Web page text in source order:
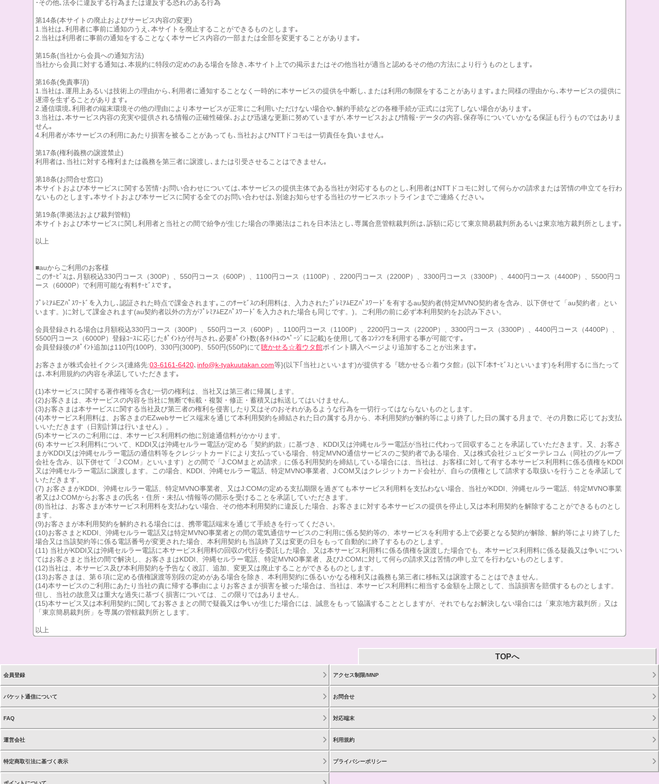
･その他､法令に違反する行為または違反する恐れのある行為
第14条(本サイトの廃止およびサービス内容の変更)
1.当社は､利用者に事前に通知のうえ､本サイトを廃止することができるものとします｡
2.当社は利用者に事前の通知をすることなく本サービス内容の一部または全部を変更することがあります｡
第15条(当社から会員への通知方法)
当社から会員に対する通知は､本規約に特段の定めのある場合を除き､本サイト上での掲示またはその他当社が適当と認めるその他の方法により行うものとします｡
第16条(免責事項)
1.当社は､運用上あるいは技術上の理由から､利用者に通知することなく一時的に本サービスの提供を中断し､または利用の制限をすることがあります｡また同様の理由から､本サービスの提供に
遅滞を生ずることがあります｡
2.通信環境､利用者の端末環境その他の理由により本サービスが正常にご利用いただけない場合や､解約手続などの各種手続が正式には完了しない場合があります｡
3.当社は､本サービス内容の充実や提供される情報の正確性確保､および迅速な更新に努めていますが､本サービスおよび情報･データの内容､保存等についていかなる保証も行うものではありま
せん｡
4.利用者が本サービスの利用にあたり損害を被ることがあっても､当社およびNTTドコモは一切責任を負いません｡
第17条(権利義務の譲渡禁止)
利用者は､当社に対する権利または義務を第三者に譲渡し､または引受させることはできません｡
第18条(お問合せ窓口)
本サイトおよび本サービスに関する苦情･お問い合わせについては､本サービスの提供主体である当社が対応するものとし､利用者はNTTドコモに対して何らかの請求または苦情の申立てを行わ
ないものとします｡本サイトおよび本サービスに関する全てのお問い合わせは､別途お知らせする当社のサービスホットラインまでご連絡ください｡
第19条(準拠法および裁判管轄)
本サイトおよび本サービスに関し利用者と当社との間で紛争が生じた場合の準拠法はこれを日本法とし､専属合意管轄裁判所は､訴額に応じて東京簡易裁判所あるいは東京地方裁判所とします｡
以上
■auからご利用のお客様
このｻｰﾋﾞｽは､月額税込330円コース（300P）、550円コース（600P）、1100円コース（1100P）、2200円コース（2200P）、3300円コース（3300P）、4400円コース（4400P）、5500円コ
ース（6000P）で利用可能な有料ｻｰﾋﾞｽです｡
ﾌﾟﾚﾐｱﾑEZﾊﾟｽﾜｰﾄﾞを入力し､認証された時点で課金されます｡このｻーﾋﾞｽの利用料は、入力されたﾌﾟﾚﾐｱﾑEZﾊﾟｽﾜーﾄﾞを有するau契約者(特定MVNO契約者を含み、以下併せて「au契約者」とい
います。)に対して課金されます(au契約者以外の方がﾌﾟﾚﾐｱﾑEZﾊﾟｽﾜーﾄﾞを入力された場合も同じです。)。ご利用の前に必ず本利用契約をお読み下さい。
会員登録される場合は月額税込330円コース（300P）、550円コース（600P）、1100円コース（1100P）、2200円コース（2200P）、3300円コース（3300P）、4400円コース（4400P）、
5500円コース（6000P）登録ｺｰｽに応じたﾎﾟｲﾝﾄが付与され､必要ﾎﾟｲﾝﾄ数(各ﾀｲﾄﾙのﾍﾟｰｼﾞに記載)を使用して各ｺﾝﾃﾝﾂを利用する事が可能です｡
会員登録後のﾎﾟｲﾝﾄ追加は110円(100P)、330円(300P)、550円(550P)にて聴かせる☆着ウタ館ポイント購入ページより追加することが出来ます｡
お客さまが株式会社イクシス{連絡先:03-6161-6420､ info@k-tyakuutakan.com等}(以下｢当社｣といいます)が提供する『聴かせる☆着ウタ館』(以下｢本ｻｰﾋﾞｽ｣といいます)を利用するに当たって
は､本利用規約の内容を承諾していただきます｡
(1)本サービスに関する著作権等を含む一切の権利は、当社又は第三者に帰属します。
(2)お客さまは、本サービスの内容を当社に無断で転載・複製・修正・蓄積又は転送してはいけません。
(3)お客さまは本サービスに関する当社及び第三者の権利を侵害したり又はそのおそれがあるような行為を一切行ってはならないものとします。
(4)本サービス利用料は、お客さまのEZwebサービス端末を通じて本利用契約を締結された日の属する月から、本利用契約が解約等により終了した日の属する月まで、その月数に応じてお支払
いいただきます（日割計算は行いません）。
(5)本サービスのご利用には、本サービス利用料の他に別途通信料がかかります。
(6) 本サービス利用料について、KDDI又は沖縄セルラー電話が定める「契約約款」に基づき、KDDI又は沖縄セルラー電話が当社に代わって回収することを承諾していただきます。又、お客さ
まがKDDI又は沖縄セルラー電話の通信料等をクレジットカードにより支払っている場合、特定MVNO通信サービスのご契約者である場合、又は株式会社ジュピターテレコム（同社のグループ
会社を含み、以下併せて「J:COM」といいます）との間で「J:COMまとめ請求」に係る利用契約を締結している場合には、当社は、お客様に対して有する本サービス利用料に係る債権をKDDI
又は沖縄セルラー電話に譲渡します。この場合、KDDI、沖縄セルラー電話、特定MVNO事業者、J:COM又はクレジットカード会社が、自らの債権として請求する取扱いを行うことを承諾して
いただきます。
(7) お客さまがKDDI、沖縄セルラー電話、特定MVNO事業者、又はJ:COMの定める支払期限を過ぎても本サービス利用料を支払わない場合、当社がKDDI、沖縄セルラー電話、特定MVNO事業
者又はJ:COMからお客さまの氏名・住所・未払い情報等の開示を受けることを承諾していただきます。
(8)当社は、お客さまが本サービス利用料を支払わない場合、その他本利用契約に違反した場合、お客さまに対する本サービスの提供を停止し又は本利用契約を解除することができるものとし
ます。
(9)お客さまが本利用契約を解約される場合には、携帯電話端末を通じて手続きを行ってください。
(10)お客さまとKDDI、沖縄セルラー電話又は特定MVNO事業者との間の電気通信サービスのご利用に係る契約等の、本サービスを利用する上で必要となる契約が解除、解約等により終了した
場合又は当該契約等に係る電話番号が変更された場合、本利用契約も当該終了又は変更の日をもって自動的に終了するものとします。
(11) 当社がKDDI又は沖縄セルラー電話に本サービス利用料の回収の代行を委託した場合、又は本サービス利用料に係る債権を譲渡した場合でも、本サービス利用料に係る疑義又は争いについ
てはお客さまと当社の間で解決し、お客さまはKDDI、沖縄セルラー電話、特定MVNO事業者、及びJ:COMに対して何らの請求又は苦情の申し立てを行わないものとします。
(12)当社は、本サービス及び本利用契約を予告なく改訂、追加、変更又は廃止することができるものとします。
(13)お客さまは、第６項に定める債権譲渡等別段の定めがある場合を除き、本利用契約に係るいかなる権利又は義務も第三者に移転又は譲渡することはできません。
(14)本サービスのご利用にあたり当社の責に帰する事由によりお客さまが損害を被った場合は、当社は、本サービス利用料に相当する金額を上限として、当該損害を賠償するものとします。
但し、当社の故意又は重大な過失に基づく損害については、この限りではありません。
(15)本サービス又は本利用契約に関してお客さまとの間で疑義又は争いが生じた場合には、誠意をもって協議することとしますが、それでもなお解決しない場合には「東京地方裁判所」又は
「東京簡易裁判所」を専属の管轄裁判所とします。
以上
TOPへ
会員登録 アクセス制限/MNP
パケット通信について お問合せ
FAQ 対応端末
運営会社 利用規約
特定商取引法に基づく表示 プライバシーポリシー